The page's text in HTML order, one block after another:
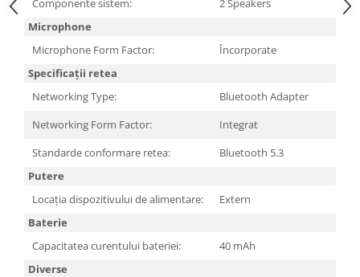
Componente sistem:
2 Speakers
Microphone
Microphone Form Factor:
Încorporate
Specificații retea
Networking Type:
Bluetooth Adapter
Networking Form Factor:
Integrat
Standarde conformare retea:
Bluetooth 5.3
Putere
Locația dispozitivului de alimentare:
Extern
Baterie
Capacitatea curentului bateriei:
40 mAh
Diverse